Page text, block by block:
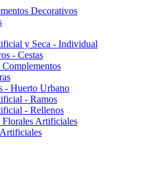
Decorativos
y Seca - Individual
- Cestas
- Huerto Urbano
- Ramos
- Rellenos
Artificiales